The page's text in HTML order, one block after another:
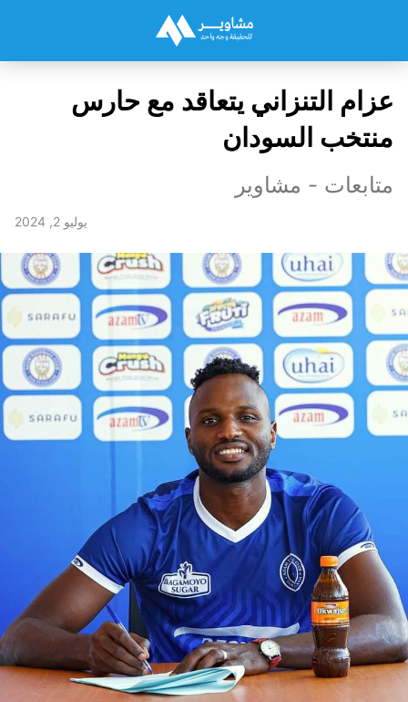
عزام التنزاني يتعاقد مع حارس
منتخب السودان
متابعات - مشاوير
يوليو 2, 2024